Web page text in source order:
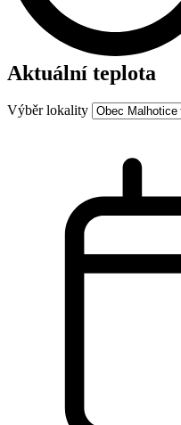
Aktuální teplota
Výběr lokality